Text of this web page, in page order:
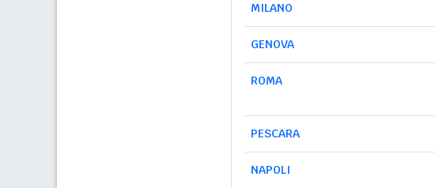
MILANO
GENOVA
ROMA
PESCARA
NAPOLI